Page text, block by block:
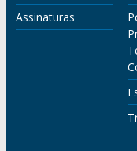
Assinaturas